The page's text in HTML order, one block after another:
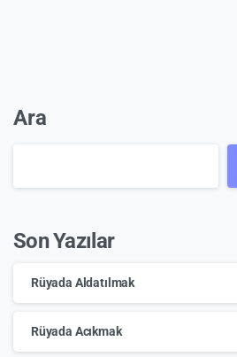
Ara
Son Yazılar
Rüyada Aldatılmak
Rüyada Acıkmak